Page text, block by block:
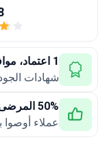
1 اعتماد، موافقة رسمية
شهادات
50% المرضى
عملاء أوصوا